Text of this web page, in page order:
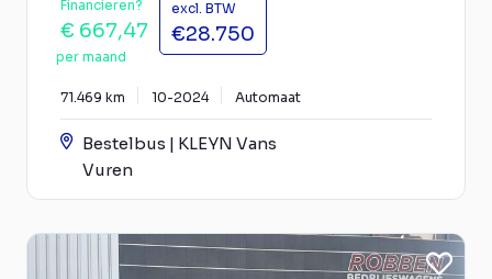
Financieren?
€ 667,47
per maand
excl. BTW
€28.750
71.469 km 10-2024 Automaat
Bestelbus | KLEYN Vans
Vuren